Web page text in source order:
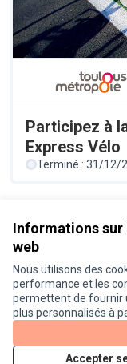
Informations sur
web
Nous utilisons des
performance et les
permettent de fournir
plus personnalisés à
Accepter
Participez à
Express Vélo
Terminé : 31/12/
Conditions d'utilisation
Paramètres des
Je participe ! sur X
(Lien externe)
Je participe ! sur
Je participe